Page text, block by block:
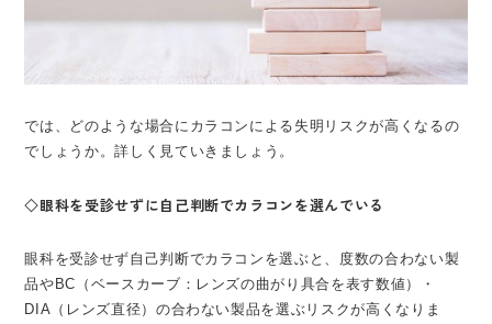
では、どのような場合にカラコンによる失明リスクが高くなるの
でしょうか。詳しく見ていきましょう。
◇眼科を受診せずに自己判断でカラコンを選んでいる
眼科を受診せず自己判断でカラコンを選ぶと、度数の合わない製
品やBC（ベースカーブ：レンズの曲がり具合を表す数値）・
DIA（レンズ直径）の合わない製品を選ぶリスクが高くなりま